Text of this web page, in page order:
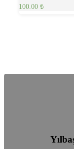
5 üzerinden
5.00
100.00 ₺